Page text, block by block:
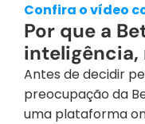
Confira o vídeo
Por que a
inteligência,
Antes de decidir
preocupação da
uma plataforma